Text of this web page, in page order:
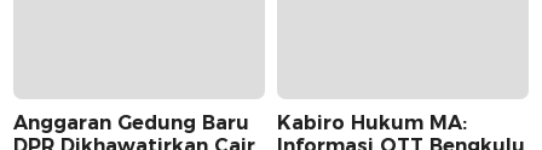
Anggaran Gedung Baru
Kabiro Hukum MA: